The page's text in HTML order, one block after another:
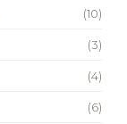
(10)
(3)
(4)
(6)